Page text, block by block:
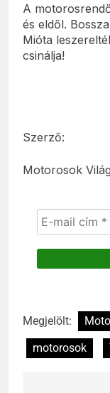
A
és eldől.
Mióta
csinálja!
Szerző:
Motorosok
Megjelölt:
motorosok